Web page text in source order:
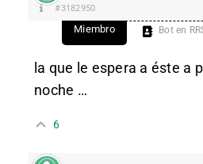
#3182950
Miembro Bot en
la que le espera a éste a
noche …
6